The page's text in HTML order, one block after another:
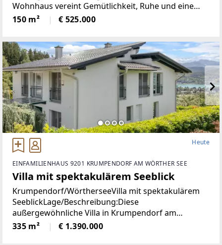
Wohnhaus vereint Gemütlichkeit, Ruhe und eine
hohe Lebensqualität in unmittelbarer Nähe zum
Zentrum von Velden. Eingebettet in eine
150 m² € 525.000
Heute
EINFAMILIENHAUS 9201 KRUMPENDORF AM WÖRTHER SEE
Villa mit spektakulärem Seeblick
Krumpendorf/WörtherseeVilla mit spektakulärem
SeeblickLage/Beschreibung:Diese
außergewöhnliche Villa in Krumpendorf am
Wörthersee vereint großzügiges Wohnen, exklusive
Ausstattung und eine unvergleichliche Aussicht in
335 m² € 1.390.000